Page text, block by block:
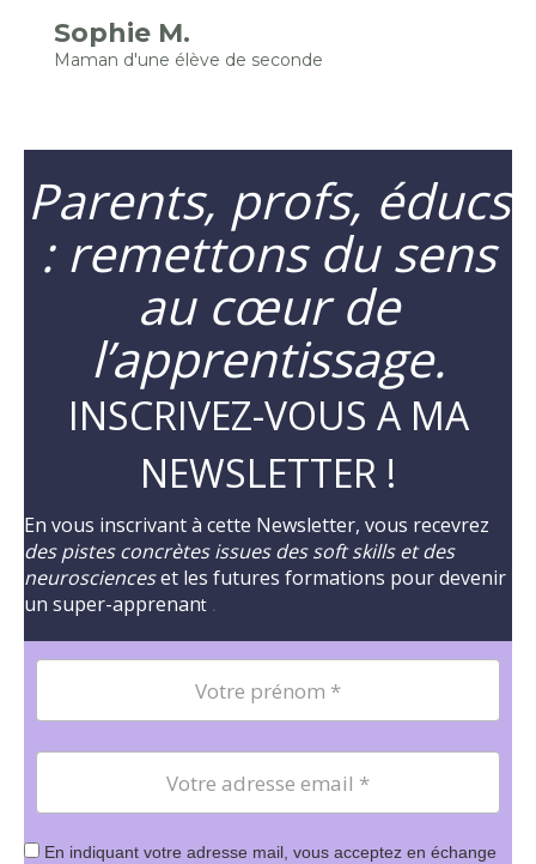
Sophie M.
Maman d'une élève de seconde
Parents, profs, éducs
: remettons du sens
au cœur de
l’apprentissage.
INSCRIVEZ-VOUS A MA
NEWSLETTER !
En vous inscrivant à cette Newsletter, vous recevrez
des pistes concrètes issues des soft skills et des
neuroscienceset les futures formations pour devenir
un super-apprenant .
En indiquant votre adresse mail, vous acceptez en échange